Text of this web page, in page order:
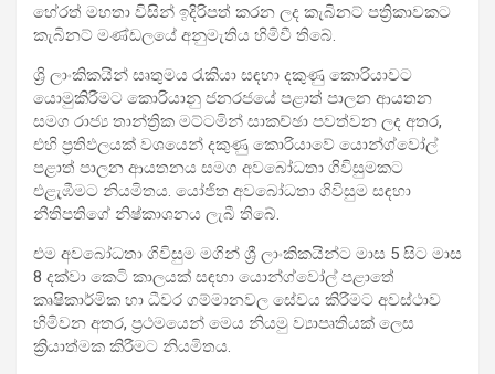
හේරත් මහතා විසින් ඉදිරිපත් කරන ලද කැබිනට් පත්‍රිකාවකට
කැබිනට් මණ්ඩලයේ අනුමැතිය හිමිවී තිබේ.
ශ්‍රි ලාංකිකයින් සෘතුමය රැකියා සඳහා දකුණු කොරියාවට
යොමුකිරීමට කොරියානු ජනරජයේ පළාත් පාලන ආයතන
සමග රාජ්‍ය තාන්ත්‍රික මට්ටමින් සාකච්ඡා පවත්වන ලද අතර,
එහි ප්‍රතිඵලයක් වශයෙන් දකුණු කොරියාවේ යොන්ග්වෝල්
පළාත් පාලන ආයතනය සමග අවබෝධතා ගිවිසුමකට
එළැඹීමට නියමිතය. යෝජිත අවබෝධතා ගිවිසුම සඳහා
නීතිපතිගේ නිෂ්කාශනය ලැබී තිබේ.
එම අවබෝධතා ගිවිසුම මගින් ශ්‍රී ලාංකිකයින්ට මාස 5 සිට මාස
8 දක්වා කෙටි කාලයක් සඳහා යොන්ග්වෝල් පළාතේ
කෘෂිකාර්මික හා ධීවර ගම්මානවල සේවය කිරීමට අවස්ථාව
හිමිවන අතර, ප්‍රථමයෙන් මෙය නියමු ව්‍යාපෘතියක් ලෙස
ක්‍රියාත්මක කිරීමට නියමිතය.